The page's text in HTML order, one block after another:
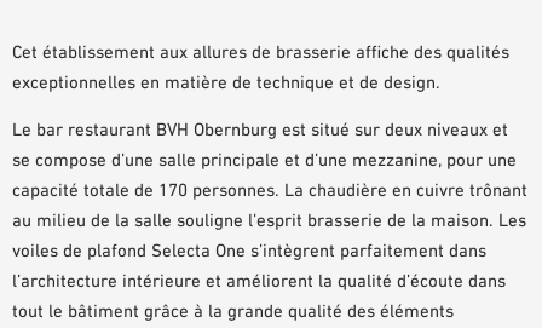
Cet établissement aux allures de brasserie affiche des qualités
exceptionnelles en matière de technique et de design.
Le bar restaurant BVH Obernburg est situé sur deux niveaux et
se compose d’une salle principale et d’une mezzanine, pour une
capacité totale de 170 personnes. La chaudière en cuivre trônant
au milieu de la salle souligne l’esprit brasserie de la maison. Les
voiles de plafond Selecta One s’intègrent parfaitement dans
l’architecture intérieure et améliorent la qualité d’écoute dans
tout le bâtiment grâce à la grande qualité des éléments